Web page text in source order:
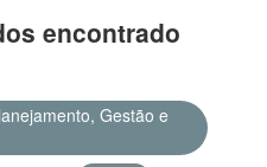
encontrado
Gestão e